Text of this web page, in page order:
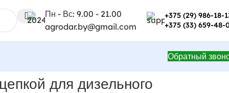
Пн - Вс: 9.00 - 21.00
agrodar.by@gmail.com
+375 (29) 986-18-
+375 (33) 659-48-
Обратный
для дизельного